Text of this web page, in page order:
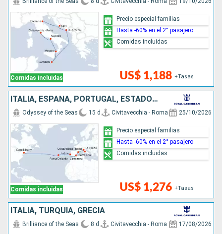
Comidas incluidas US$ 1,188 +Tasas
Precio especial familias
Hasta -60% en el 2° pasajero
Comidas incluidas
ITALIA, ESPAÑA, PORTUGAL, ESTADOS UNIDOS
Comidas incluidas
Odyssey of the Seas 15 d Civitavecchia - Roma 25/10/2026
US$ 1,276 +Tasas
Precio especial familias
Hasta -60% en el 2° pasajero
Comidas incluidas
ITALIA, TURQUÍA, GRECIA
Brilliance of the Seas 8 d Civitavecchia - Roma 17/08/2026